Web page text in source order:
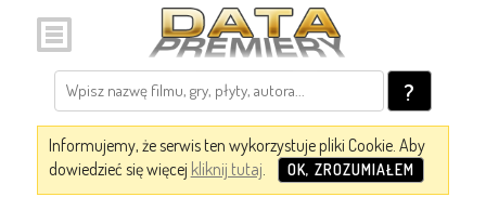
?
Informujemy, że serwis ten wykorzystuje pliki Cookie. Aby
dowiedzieć się więcej kliknij tutaj. OK, ZROZUMIAŁEM